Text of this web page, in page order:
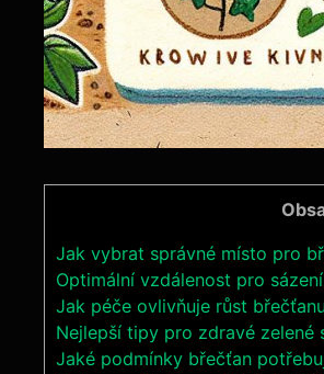
Jak vybrat správné místo pro
Optimální vzdálenost pro
Jak péče ovlivňuje růst
Nejlepší tipy pro zdravé zelené
Jaké podmínky břečťan